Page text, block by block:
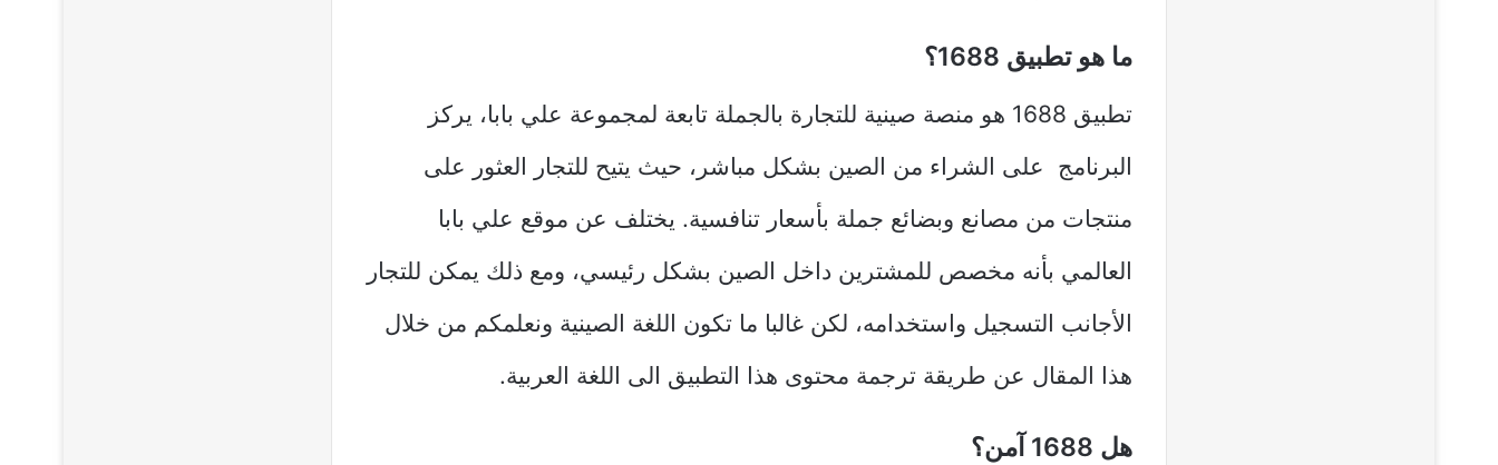
ما هو تطبيق 1688؟
تطبيق 1688 هو منصة صينية للتجارة بالجملة تابعة لمجموعة علي بابا، يركز
البرنامج على الشراء من الصين بشكل مباشر، حيث يتيح للتجار العثور على
منتجات من مصانع وبضائع جملة بأسعار تنافسية. يختلف عن موقع علي بابا
العالمي بأنه مخصص للمشترين داخل الصين بشكل رئيسي، ومع ذلك يمكن للتجار
الأجانب التسجيل واستخدامه، لكن غالبا ما تكون اللغة الصينية ونعلمكم من خلال
هذا المقال عن طريقة ترجمة محتوى هذا التطبيق الى اللغة العربية.
هل 1688 آمن؟